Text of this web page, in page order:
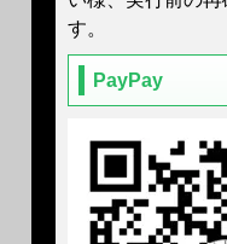
す。
PayPay